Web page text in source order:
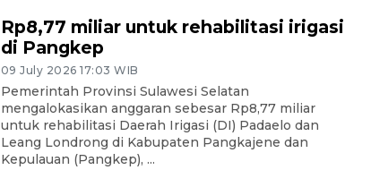
Rp8,77 miliar untuk rehabilitasi irigasi
di Pangkep
09 July 2026 17:03 WIB
Pemerintah Provinsi Sulawesi Selatan
mengalokasikan anggaran sebesar Rp8,77 miliar
untuk rehabilitasi Daerah Irigasi (DI) Padaelo dan
Leang Londrong di Kabupaten Pangkajene dan
Kepulauan (Pangkep), ...